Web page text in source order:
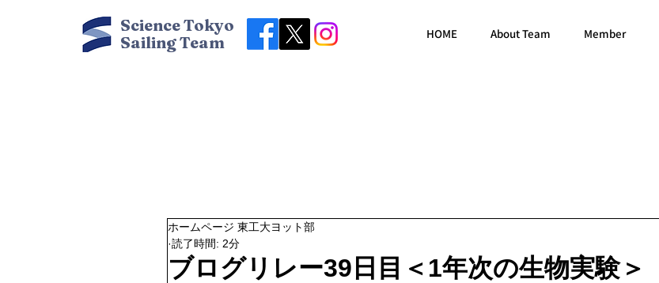
Science Tokyo
Sailing Team
HOME About Team Member
ブログリレー39日目＜1年次の生物実験＞
ホームページ 東工大ヨット部
読了時間: 2分